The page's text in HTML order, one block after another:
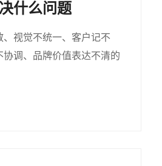
什么问题
视觉不统一、客户记不
协调、品牌价值表达不清的